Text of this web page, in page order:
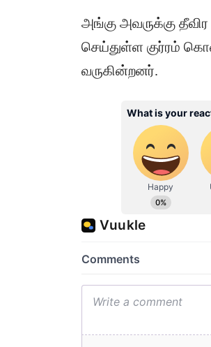
அங்கு அவருக்கு தீவிர
செய்துள்ள குர்ரம்
வருகின்றனர்.